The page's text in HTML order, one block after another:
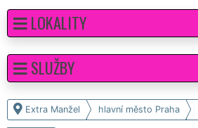
Extra Manžel hlavní město Praha
LOKALITY
SLUŽBY